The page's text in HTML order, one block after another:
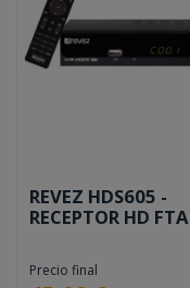
REVEZ HDS605 -
RECEPTOR HD FTA
Precio final